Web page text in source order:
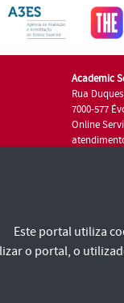
Academic
Rua
7000-577
Online
Este portal utiliza
o portal, o